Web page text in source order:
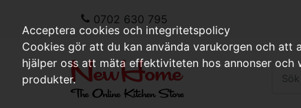
0702 630 795
Acceptera cookies och integritetspolicy
Cookies gör att du kan använda varukorgen och att
hjälper oss att mäta effektiviteten hos annonser
produkter.